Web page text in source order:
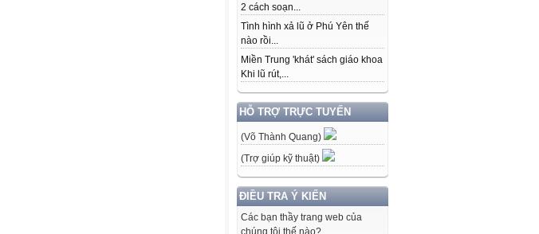
2 cách soạn...
Tình hình xả lũ ở Phú Yên thế
nào rồi...
Miền Trung 'khát' sách giáo khoa
Khi lũ rút,...
HỖ TRỢ TRỰC TUYẾN
(Võ Thành Quang)
(Trợ giúp kỹ thuật)
ĐIỀU TRA Ý KIẾN
Các bạn thầy trang web của
chúng tôi thế nào?